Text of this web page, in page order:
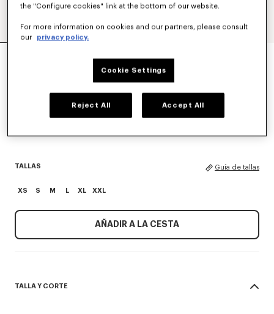
BORDADA 'KENZO SIGNATURE'
TALLAS Guía de tallas
XS S M L XL XXL
AÑADIR A LA CESTA
TALLA Y CORTE
the "Configure cookies" link at the bottom of our website.
For more information on cookies and our partners, please consult
our
privacy policy.
Cookie Settings
Reject All Accept All